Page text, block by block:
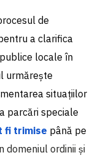
de
a clarifica
locale în
urmărește
situațiilor
parcări speciale
fi trimise până pe
domeniul ordinii și